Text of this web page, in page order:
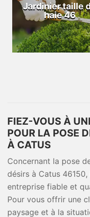
Jardinier taille
haie 46
FIEZ-VOUS À
POUR LA POSE
À CATUS
Concernant la pose
désirs à Catus
entreprise fiable et
Pour vous offrir une
paysage et à la